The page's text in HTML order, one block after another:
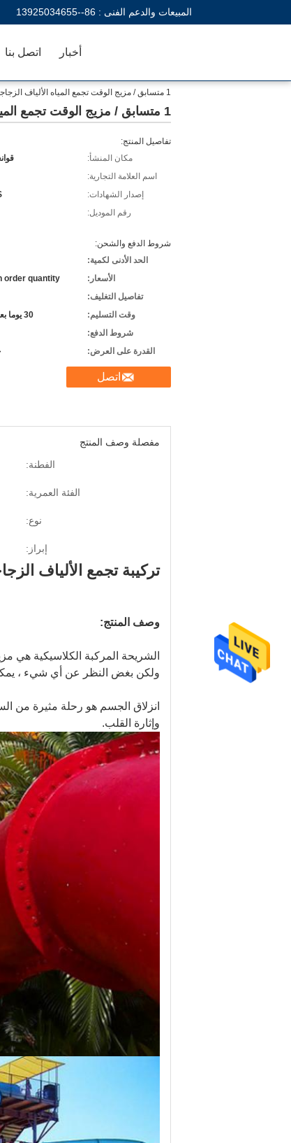
المبيعات والدعم الفنى : 86--13925034655
اتصل بنا أخبار
1 متسابق / مزيج الوقت تجمع المياه الألياف الزجاجية
1 متسابق / مزيج الوقت تجمع المياه الألياف الزجاجية
تفاصيل المنتج:
مكان المنشأ:
اسم العلامة التجارية:
إصدار الشهادات:
رقم الموديل:
شروط الدفع والشحن:
الحد الأدنى لكمية:
الأسعار:
order quantity
تفاصيل التغليف:
وقت التسليم:
30 يوما بعد تلقي الودائع
شروط الدفع:
القدرة على العرض:
اتصل
مفصلة وصف المنتج
الفطنة:
الفئة العمرية:
نوع:
إبراز:
تركيبة تجمع الألياف
وصف المنتج:
الشريحة المركبة الكلاسيكية هي
ولكن بغض النظر عن أي شيء ، يمكنك
انزلاق الجسم هو رحلة مثيرة من
وإثارة القلب.